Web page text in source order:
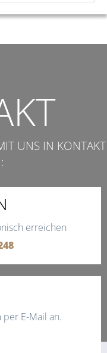
UNS IN KONTAKT
erreichen
E-Mail an.